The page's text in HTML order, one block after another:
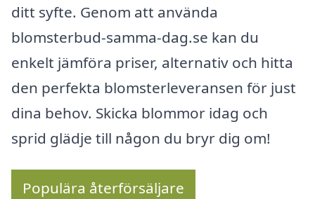
ditt syfte. Genom att använda
blomsterbud-samma-dag.se kan du
enkelt jämföra priser, alternativ och hitta
den perfekta blomsterleveransen för just
dina behov. Skicka blommor idag och
sprid glädje till någon du bryr dig om!
Populära återförsäljare